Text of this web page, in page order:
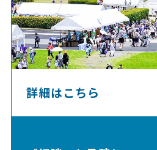
詳細はこちら